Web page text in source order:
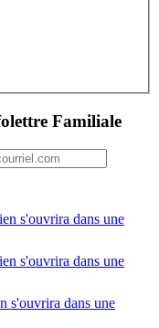
Familiale
s'ouvrira dans une
s'ouvrira dans une
s'ouvrira dans une